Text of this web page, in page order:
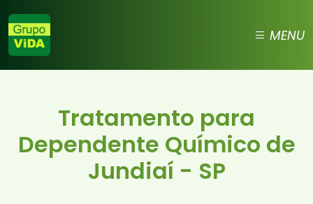
MENU
Tratamento para
Dependente Químico de
Jundiaí - SP